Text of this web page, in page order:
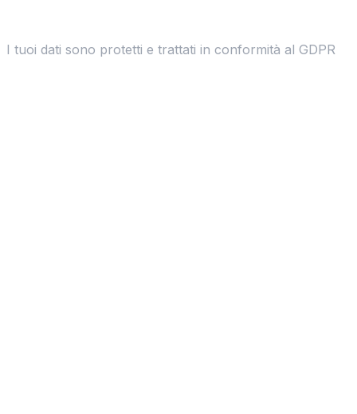
I tuoi dati sono protetti e trattati in conformità al GDPR